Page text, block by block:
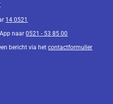
14 0521
naar0521 - 53 85 00
bericht via hetcontactformulier